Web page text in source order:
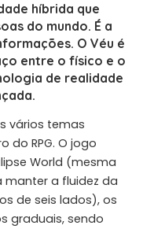
híbrida que
do mundo. É a
O Véu é
entre o físico e o
de realidade
vários temas
do RPG. O jogo
World (mesma
manter a fluidez da
de seis lados), os
graduais, sendo